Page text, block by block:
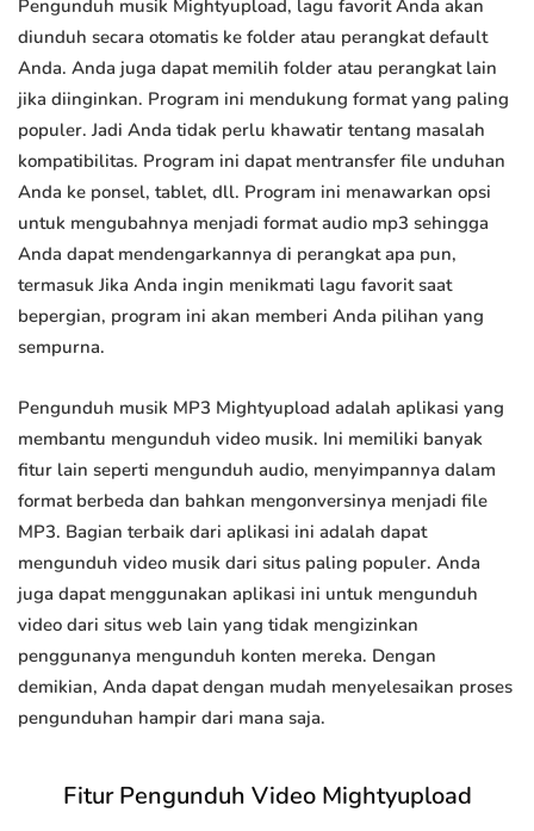
Pengunduh musik Mightyupload, lagu favorit Anda akan
diunduh secara otomatis ke folder atau perangkat default
Anda. Anda juga dapat memilih folder atau perangkat lain
jika diinginkan. Program ini mendukung format yang paling
populer. Jadi Anda tidak perlu khawatir tentang masalah
kompatibilitas. Program ini dapat mentransfer file unduhan
Anda ke ponsel, tablet, dll. Program ini menawarkan opsi
untuk mengubahnya menjadi format audio mp3 sehingga
Anda dapat mendengarkannya di perangkat apa pun,
termasuk Jika Anda ingin menikmati lagu favorit saat
bepergian, program ini akan memberi Anda pilihan yang
sempurna.
Pengunduh musik MP3 Mightyupload adalah aplikasi yang
membantu mengunduh video musik. Ini memiliki banyak
fitur lain seperti mengunduh audio, menyimpannya dalam
format berbeda dan bahkan mengonversinya menjadi file
MP3. Bagian terbaik dari aplikasi ini adalah dapat
mengunduh video musik dari situs paling populer. Anda
juga dapat menggunakan aplikasi ini untuk mengunduh
video dari situs web lain yang tidak mengizinkan
penggunanya mengunduh konten mereka. Dengan
demikian, Anda dapat dengan mudah menyelesaikan proses
pengunduhan hampir dari mana saja.
Fitur Pengunduh Video Mightyupload